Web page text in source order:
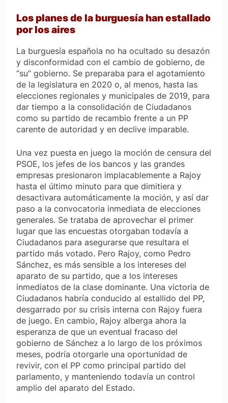
Los planes de la burguesía han estallado
por los aires
La burguesía española no ha ocultado su desazón
y disconformidad con el cambio de gobierno, de
“su” gobierno. Se preparaba para el agotamiento
de la legislatura en 2020 o, al menos, hasta las
elecciones regionales y municipales de 2019, para
dar tiempo a la consolidación de Ciudadanos
como su partido de recambio frente a un PP
carente de autoridad y en declive imparable.
Una vez puesta en juego la moción de censura del
PSOE, los jefes de los bancos y las grandes
empresas presionaron implacablemente a Rajoy
hasta el último minuto para que dimitiera y
desactivara automáticamente la moción, y así dar
paso a la convocatoria inmediata de elecciones
generales. Se trataba de aprovechar el primer
lugar que las encuestas otorgaban todavía a
Ciudadanos para asegurarse que resultara el
partido más votado. Pero Rajoy, como Pedro
Sánchez, es más sensible a los intereses del
aparato de su partido, que a los intereses
inmediatos de la clase dominante. Una victoria de
Ciudadanos habría conducido al estallido del PP,
desgarrado por su crisis interna con Rajoy fuera
de juego. En cambio, Rajoy alberga ahora la
esperanza de que un eventual fracaso del
gobierno de Sánchez a lo largo de los próximos
meses, podría otorgarle una oportunidad de
revivir, con el PP como principal partido del
parlamento, y manteniendo todavía un control
amplio del aparato del Estado.